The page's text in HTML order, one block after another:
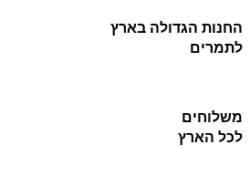
החנות הגדולה בארץ
לתמרים
משלוחים
לכל הארץ